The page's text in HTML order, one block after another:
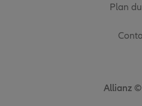
Plan
Allianz